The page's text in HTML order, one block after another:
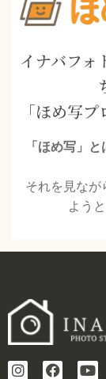
イナバフォ
「ほめ写
「ほめ写」と
それを見なが
よう